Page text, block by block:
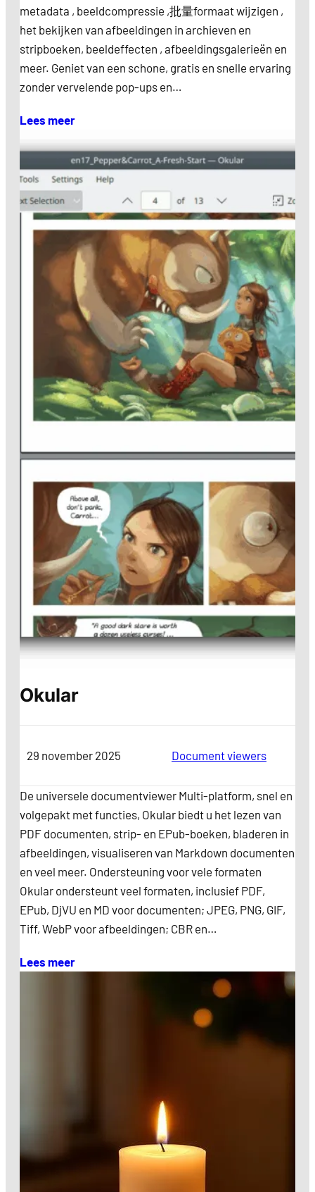
metadata , beeldcompressie ,批量formaat wijzigen ,
het bekijken van afbeeldingen in archieven en
stripboeken, beeldeffecten , afbeeldingsgalerieën en
meer. Geniet van een schone, gratis en snelle ervaring
zonder vervelende pop-ups en…
Lees meer
Okular
29 november 2025 Document viewers
De universele documentviewer Multi-platform, snel en
volgepakt met functies, Okular biedt u het lezen van
PDF documenten, strip- en EPub-boeken, bladeren in
afbeeldingen, visualiseren van Markdown documenten
en veel meer. Ondersteuning voor vele formaten
Okular ondersteunt veel formaten, inclusief PDF,
EPub, DjVU en MD voor documenten; JPEG, PNG, GIF,
Tiff, WebP voor afbeeldingen; CBR en…
Lees meer